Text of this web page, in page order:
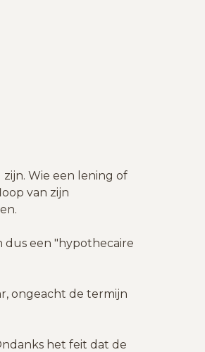
Wie een lening of
van zijn
een "hypothecaire
ongeacht de termijn
het feit dat de